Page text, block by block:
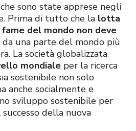
sono state apprese negli
Prima di tutto che la lotta
del mondo non deve
da una parte del mondo più
La società globalizzata
mondiale per la ricerca
sostenibile non solo
anche socialmente e
sviluppo sostenibile per
della nuova